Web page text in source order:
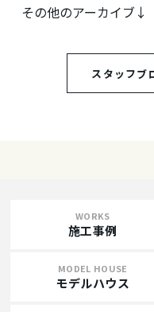
その他のアーカイブ↓
スタッフ
WORKS
施工事例
MODEL HOUSE
モデルハウス